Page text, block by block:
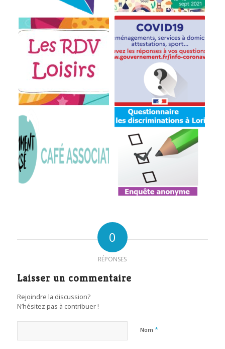
0
RÉPONSES
Laisser un commentaire
Rejoindre la discussion?
N’hésitez pas à contribuer !
Nom *